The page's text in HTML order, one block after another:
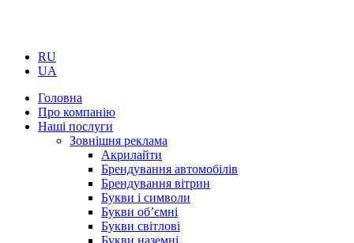
RU
UA
Головна
Про компанію
Наші послуги
Зовнішня реклама
Акрилайти
Брендування автомобілів
Брендування вітрин
Букви і символи
Букви об’ємні
Букви світлові
Букви наземні